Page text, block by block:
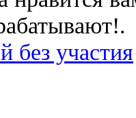
без участия